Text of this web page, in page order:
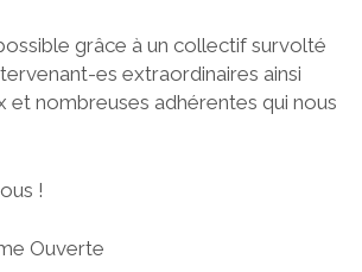
grâce à un collectif survolté
es extraordinaires ainsi
et nombreuses adhérentes qui nous
!
Ouverte